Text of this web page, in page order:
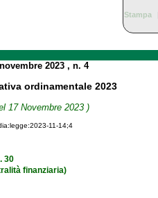
Stampa
2023, n. 4
ordinamentale 2023
17 Novembre 2023 )
11-14;4
30
finanziaria)